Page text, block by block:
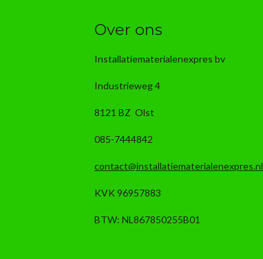
Over ons
Installatiematerialenexpres bv
Industrieweg 4
8121 BZ Olst
085-7444842
contact@installatiematerialenexpres.nl
KVK 96957883
BTW: NL867850255B01